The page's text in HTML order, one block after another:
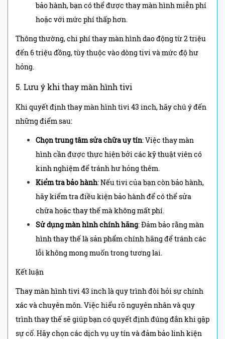
bảo hành, bạn có thể được thay màn hình miễn phí
hoặc với mức phí thấp hơn.
Thông thường, chi phí thay màn hình dao động từ 2 triệu
đến 6 triệu đồng, tùy thuộc vào dòng tivi và mức độ hư
hỏng.
5. Lưu ý khi thay màn hình tivi
Khi quyết định thay màn hình tivi 43 inch, hãy chú ý đến
những điểm sau:
Chọn trung tâm sửa chữa uy tín: Việc thay màn
hình cần được thực hiện bởi các kỹ thuật viên có
kinh nghiệm để tránh hư hỏng thêm.
Kiểm tra bảo hành: Nếu tivi của bạn còn bảo hành,
hãy kiểm tra điều kiện bảo hành để có thể sửa
chữa hoặc thay thế mà không mất phí.
Sử dụng màn hình chính hãng: Đảm bảo rằng màn
hình thay thế là sản phẩm chính hãng để tránh các
lỗi không mong muốn trong tương lai.
Kết luận
Thay màn hình tivi 43 inch là quy trình đòi hỏi sự chính
xác và chuyên môn. Việc hiểu rõ nguyên nhân và quy
trình thay thế sẽ giúp bạn có quyết định đúng đắn khi gặp
sự cố. Hãy chọn các dịch vụ uy tín và đảm bảo linh kiện